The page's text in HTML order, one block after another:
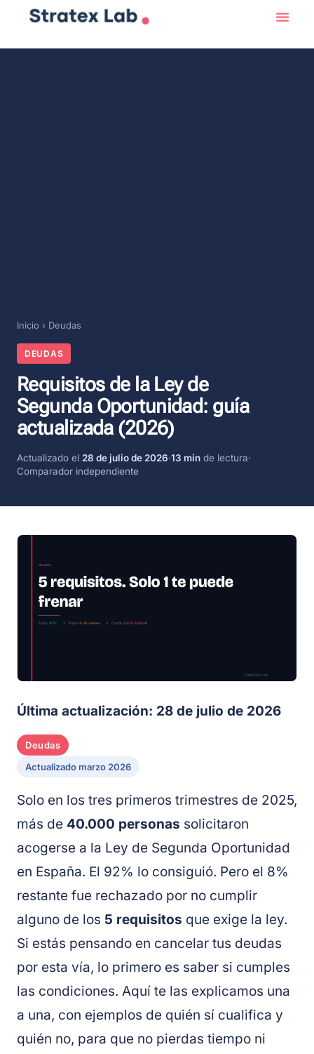
Inicio › Deudas
DEUDAS
Requisitos de la Ley de
Segunda Oportunidad: guía
actualizada (2026)
Actualizado el 28 de julio de 2026·13 min de lectura·
Comparador independiente
Última actualización: 28 de julio de 2026
Deudas
Actualizado marzo 2026
Solo en los tres primeros trimestres de 2025,
más de 40.000 personas solicitaron
acogerse a la Ley de Segunda Oportunidad
en España. El 92% lo consiguió. Pero el 8%
restante fue rechazado por no cumplir
alguno de los 5 requisitos que exige la ley.
Si estás pensando en cancelar tus deudas
por esta vía, lo primero es saber si cumples
las condiciones. Aquí te las explicamos una
a una, con ejemplos de quién sí cualifica y
quién no, para que no pierdas tiempo ni